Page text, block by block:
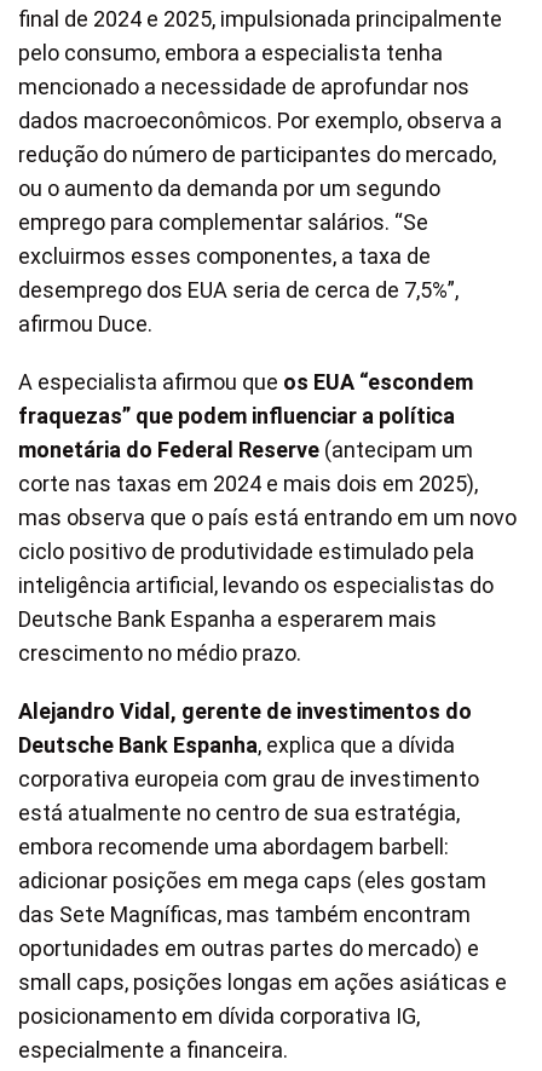
final de 2024 e 2025, impulsionada principalmente
pelo consumo, embora a especialista tenha
mencionado a necessidade de aprofundar nos
dados macroeconômicos. Por exemplo, observa a
redução do número de participantes do mercado,
ou o aumento da demanda por um segundo
emprego para complementar salários. “Se
excluirmos esses componentes, a taxa de
desemprego dos EUA seria de cerca de 7,5%”,
afirmou Duce.
A especialista afirmou que os EUA “escondem
fraquezas” que podem influenciar a política
monetária do Federal Reserve (antecipam um
corte nas taxas em 2024 e mais dois em 2025),
mas observa que o país está entrando em um novo
ciclo positivo de produtividade estimulado pela
inteligência artificial, levando os especialistas do
Deutsche Bank Espanha a esperarem mais
crescimento no médio prazo.
Alejandro Vidal, gerente de investimentos do
Deutsche Bank Espanha, explica que a dívida
corporativa europeia com grau de investimento
está atualmente no centro de sua estratégia,
embora recomende uma abordagem barbell:
adicionar posições em mega caps (eles gostam
das Sete Magníficas, mas também encontram
oportunidades em outras partes do mercado) e
small caps, posições longas em ações asiáticas e
posicionamento em dívida corporativa IG,
especialmente a financeira.